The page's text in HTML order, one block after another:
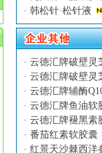
· 韩松针·松针液
· 云德汇牌破壁灵
· 云德汇牌破壁灵
· 云德汇牌辅酶
· 云德汇牌鱼油软
· 云德汇牌褪黑素
· 番茄红素软胶囊
· 红景天沙棘西洋